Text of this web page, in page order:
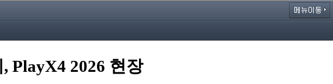
PlayX4 2026 현장